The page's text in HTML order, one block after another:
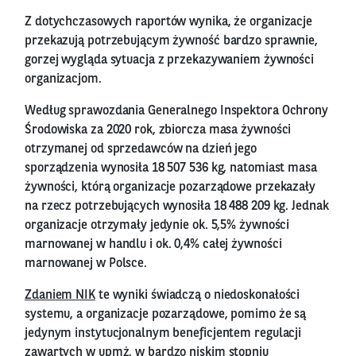
Z dotychczasowych raportów wynika, że organizacje
przekazują potrzebującym żywność bardzo sprawnie,
gorzej wygląda sytuacja z przekazywaniem żywności
organizacjom.
Według sprawozdania Generalnego Inspektora Ochrony
Środowiska za 2020 rok, zbiorcza masa żywności
otrzymanej od sprzedawców na dzień jego
sporządzenia wynosiła 18 507 536 kg, natomiast masa
żywności, którą organizacje pozarządowe przekazały
na rzecz potrzebujących wynosiła 18 488 209 kg. Jednak
organizacje otrzymały jedynie ok. 5,5% żywności
marnowanej w handlu i ok. 0,4% całej żywności
marnowanej w Polsce.
Zdaniem NIKte wyniki świadczą o niedoskonałości
systemu, a organizacje pozarządowe, pomimo że są
jedynym instytucjonalnym beneficjentem regulacji
zawartych w upmż, w bardzo niskim stopniu